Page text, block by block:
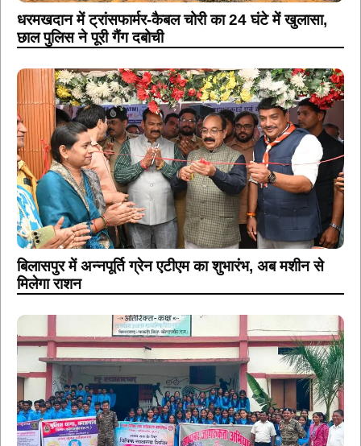
धरमखदान में ट्रांसफार्मर-कैबल चोरी का 24 घंटे में खुलासा,
छाल पुलिस ने पूरी गैंग दबोची
बिलासपुर में अन्नपूर्ति ग्रेन एटीएम का शुभारंभ, अब मशीन से
मिलेगा राशन